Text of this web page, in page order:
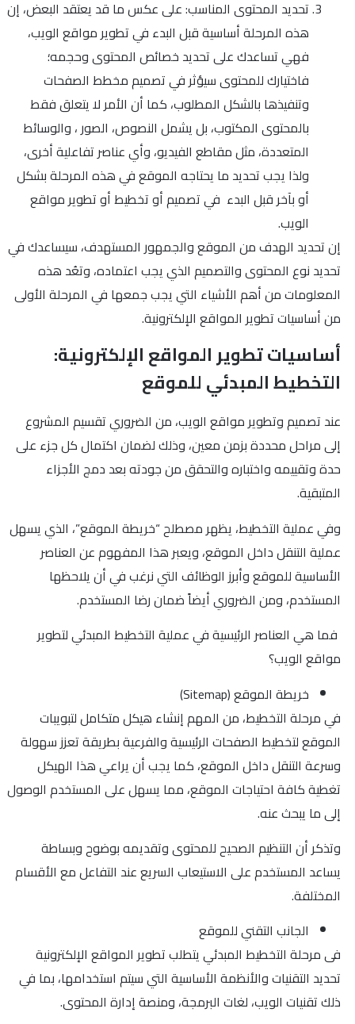
تحديد المحتوى المناسب: على عكس ما قد يعتقد البعض، إن
هذه المرحلة أساسية قبل البدء في تطوير مواقع الويب،
فهي تساعدك على تحديد خصائص المحتوى وحجمه؛
فاختيارك للمحتوى سيؤثر في تصميم مخطط الصفحات
وتنفيذها بالشكل المطلوب، كما أن الأمر لا يتعلق فقط
بالمحتوى المكتوب، بل يشمل النصوص، الصور ، والوسائط
المتعددة، مثل مقاطع الفيديو، وأي عناصر تفاعلية أخرى،
ولذا يجب تحديد ما يحتاجه الموقع في هذه المرحلة بشكل
أو بآخر قبل البدء في تصميم أو تخطيط أو تطوير مواقع
الويب.
إن تحديد الهدف من الموقع والجمهور المستهدف، سيساعدك في
تحديد نوع المحتوى والتصميم الذي يجب اعتماده، وتعُد هذه
المعلومات من أهم الأشياء التي يجب جمعها في المرحلة الأولى
من أساسيات تطوير المواقع الإلكترونية.
أساسيات تطوير المواقع الإلكترونية:
التخطيط المبدئي للموقع
عند تصميم وتطوير مواقع الويب، من الضروري تقسيم المشروع
إلى مراحل محددة بزمن معين، وذلك لضمان اكتمال كل جزء على
حدة وتقييمه واختباره والتحقق من جودته بعد دمج الأجزاء
المتبقية.
وفي عملية التخطيط، يظهر مصطلح “خريطة الموقع”، الذي يسهل
عملية التنقل داخل الموقع، ويعبر هذا المفهوم عن العناصر
الأساسية للموقع وأبرز الوظائف التي نرغب في أن يلاحظها
المستخدم، ومن الضروري أيضاً ضمان رضا المستخدم.
فما هي العناصر الرئيسية في عملية التخطيط المبدئي لتطوير
مواقع الويب؟
خريطة الموقع (Sitemap)
في مرحلة التخطيط، من المهم إنشاء هيكل متكامل لتبويبات
الموقع لتخطيط الصفحات الرئيسية والفرعية بطريقة تعزز سهولة
وسرعة التنقل داخل الموقع، كما يجب أن يراعي هذا الهيكل
تغطية كافة احتياجات الموقع، مما يسهل على المستخدم الوصول
إلى ما يبحث عنه.
وتذكر أن التنظيم الصحيح للمحتوى وتقديمه بوضوح وبساطة
يساعد المستخدم على الاستيعاب السريع عند التفاعل مع الأقسام
المختلفة.
الجانب التقني للموقع
فى مرحلة التخطيط المبدئي يتطلب تطوير المواقع الإلكترونية
تحديد التقنيات والأنظمة الأساسية التي سيتم استخدامها، بما في
ذلك تقنيات الويب، لغات البرمجة، ومنصة إدارة المحتوى.